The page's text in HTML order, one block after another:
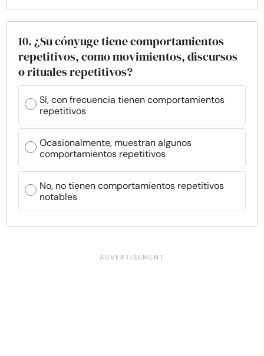
10. ¿Su cónyuge tiene comportamientos
repetitivos, como movimientos, discursos
o rituales repetitivos?
Sí, con frecuencia tienen comportamientos
repetitivos
Ocasionalmente, muestran algunos
comportamientos repetitivos
No, no tienen comportamientos repetitivos
notables